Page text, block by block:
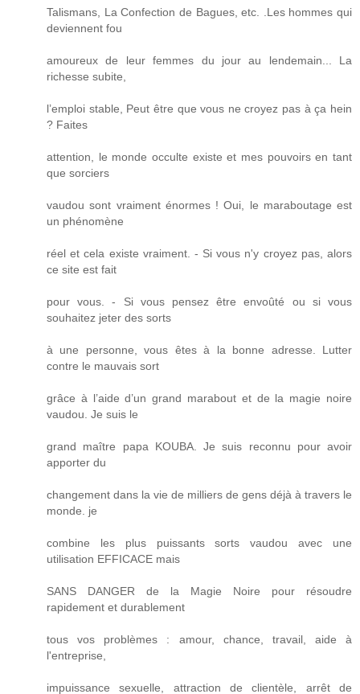
Talismans, La Confection de Bagues, etc. .Les hommes qui
deviennent fou
amoureux de leur femmes du jour au lendemain... La
richesse subite,
l’emploi stable, Peut être que vous ne croyez pas à ça hein
? Faites
attention, le monde occulte existe et mes pouvoirs en tant
que sorciers
vaudou sont vraiment énormes ! Oui, le maraboutage est
un phénomène
réel et cela existe vraiment. - Si vous n'y croyez pas, alors
ce site est fait
pour vous. - Si vous pensez être envoûté ou si vous
souhaitez jeter des sorts
à une personne, vous êtes à la bonne adresse. Lutter
contre le mauvais sort
grâce à l’aide d’un grand marabout et de la magie noire
vaudou. Je suis le
grand maître papa KOUBA. Je suis reconnu pour avoir
apporter du
changement dans la vie de milliers de gens déjà à travers le
monde. je
combine les plus puissants sorts vaudou avec une
utilisation EFFICACE mais
SANS DANGER de la Magie Noire pour résoudre
rapidement et durablement
tous vos problèmes : amour, chance, travail, aide à
l'entreprise,
impuissance sexuelle, attraction de clientèle, arrêt de